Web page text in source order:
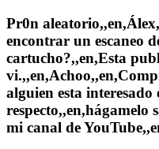
Pr0n
encontrar un escaneo
cartucho?,,en,Esta
alguien esta interesado
respecto,,en,hágamelo
mi canal de